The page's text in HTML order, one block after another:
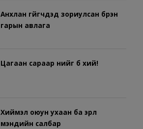
Анхлан гүйгчдэд зориулсан бүрэн
гарын авлага
Цагаан сараар үүнийг бүү хий!
Хиймэл оюун ухаан ба эрүүл
мэндийн салбар